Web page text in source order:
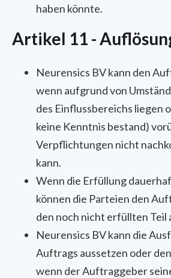
haben könnte.
Artikel 11 -
Neurensics BV kann den
wenn aufgrund von
des Einflussbereichs liegen
keine Kenntnis bestand)
Verpflichtungen nicht
kann.
Wenn die Erfüllung
können die Parteien den
den noch nicht erfüllten Teil
Neurensics BV kann die
Auftrags aussetzen oder
wenn der Auftraggeber